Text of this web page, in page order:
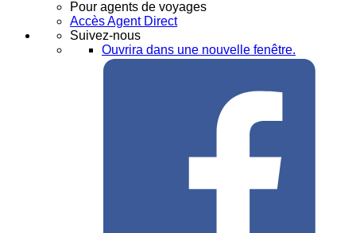
Pour agents de voyages
Accès Agent Direct
Suivez-nous
Ouvrira dans une nouvelle fenêtre.